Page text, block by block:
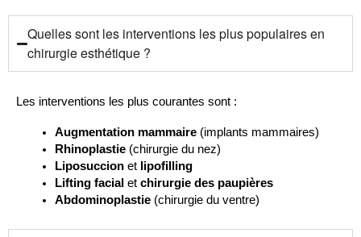
Quelles sont les interventions les plus populaires en
chirurgie esthétique ?
Les interventions les plus courantes sont :
Augmentation mammaire (implants mammaires)
Rhinoplastie (chirurgie du nez)
Liposuccion et lipofilling
Lifting facial et chirurgie des paupières
Abdominoplastie (chirurgie du ventre)